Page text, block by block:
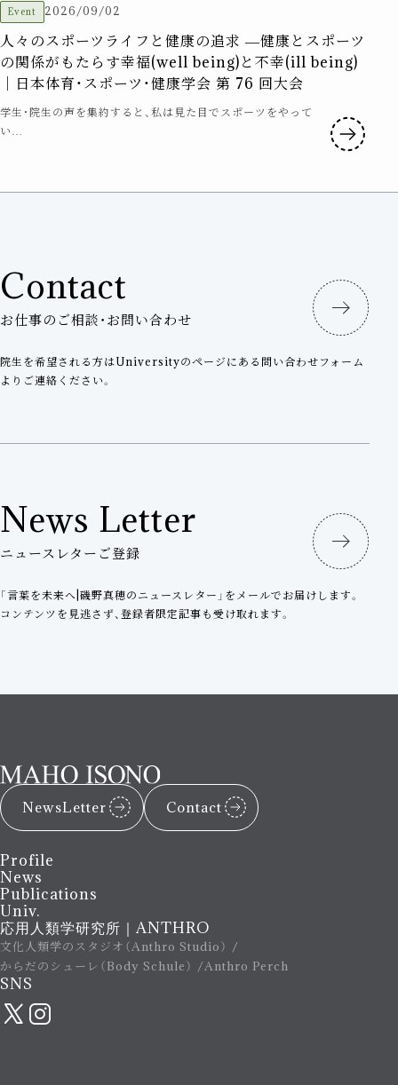
Event 2026/09/02
人々のスポーツライフと健康の追求 ―健康とスポーツ
の関係がもたらす幸福(well being)と不幸(ill being)
｜日本体育・スポーツ・健康学会 第 76 回大会
学生・院生の声を集約すると、私は見た目でスポーツをやって
い…
Contact
お仕事のご相談・お問い合わせ
院生を希望される方はUniversityのページにある問い合わせフォーム
よりご連絡ください。
News Letter
ニュースレターご登録
「言葉を未来へ|磯野真穂のニュースレター」をメールでお届けします。
コンテンツを見逃さず、登録者限定記事も受け取れます。
Contact
NewsLetter
Profile
News
Publications
Univ.
応用人類学研究所｜ANTHRO
文化人類学のスタジオ（Anthro Studio）
からだのシューレ（Body Schule）
Anthro Perch
SNS